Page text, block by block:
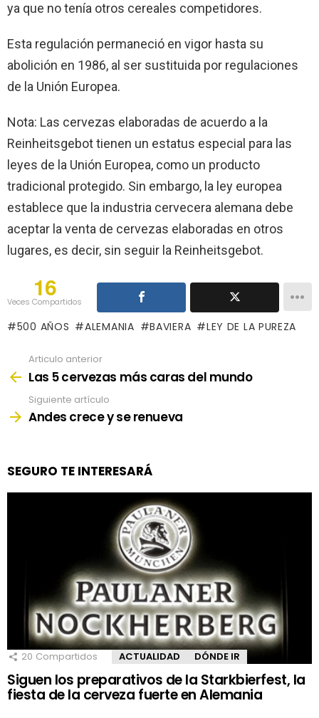
ya que no tenía otros cereales competidores.
Esta regulación permaneció en vigor hasta su
abolición en 1986, al ser sustituida por regulaciones
de la Unión Europea.
Nota: Las cervezas elaboradas de acuerdo a la
Reinheitsgebot tienen un estatus especial para las
leyes de la Unión Europea, como un producto
tradicional protegido. Sin embargo, la ley europea
establece que la industria cervecera alemana debe
aceptar la venta de cervezas elaboradas en otros
lugares, es decir, sin seguir la Reinheitsgebot.
16
Veces Compartidos
500 AÑOS ALEMANIA BAVIERA LEY DE LA PUREZA
more
Articulo anterior
Las 5 cervezas más caras del mundo
Siguiente artículo
Andes crece y se renueva
SEGURO TE INTERESARÁ
20 Compartidos ACTUALIDAD DÓNDE IR
Siguen los preparativos de la Starkbierfest, la
fiesta de la cerveza fuerte en Alemania